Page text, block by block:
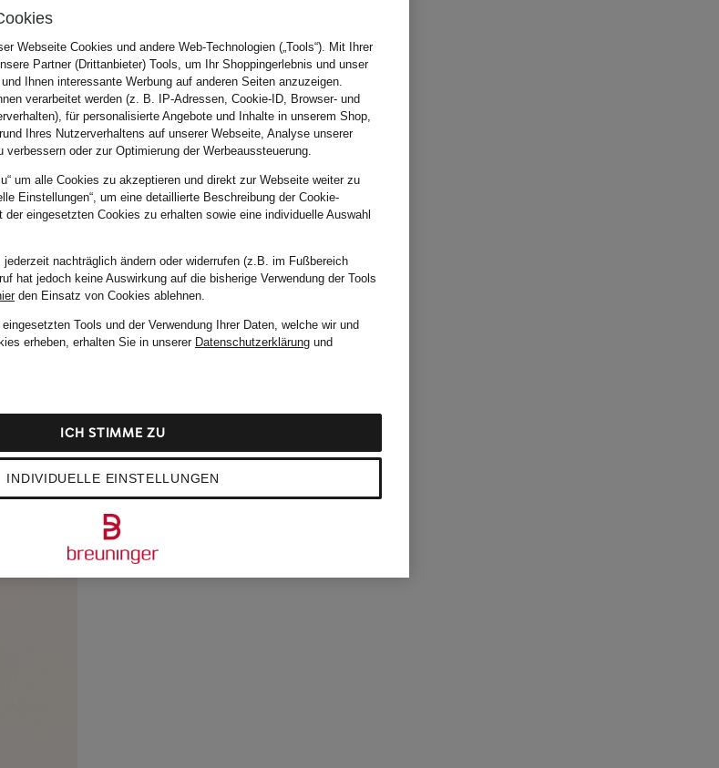
Webseite Cookies und andere Web-Technologien („Tools“). Mit Ihrer
Partner (Drittanbieter) Tools, um Ihr Shoppingerlebnis und unser
Ihnen interessante Werbung auf anderen Seiten anzuzeigen.
verarbeitet werden (z. B. IP-Adressen, Cookie-ID, Browser- und
für personalisierte Angebote und Inhalte in unserem Shop,
Ihres Nutzerverhaltens auf unserer Webseite, Analyse unserer
oder zur Optimierung der Werbeaussteuerung.
um alle Cookies zu akzeptieren und direkt zur Webseite weiter zu
Einstellungen“, um eine detaillierte Beschreibung der Cookie-
der eingesetzten Cookies zu erhalten sowie eine individuelle Auswahl
nachträglich ändern oder widerrufen (z.B. im Fußbereich
hat jedoch keine Auswirkung auf die bisherige Verwendung der Tools
den Einsatz von Cookies ablehnen.
Tools und der Verwendung Ihrer Daten, welche wir und
erheben, erhalten Sie in unserer Datenschutzerklärung und
INDIVIDUELLE EINSTELLUNGEN
ICH STIMME ZU